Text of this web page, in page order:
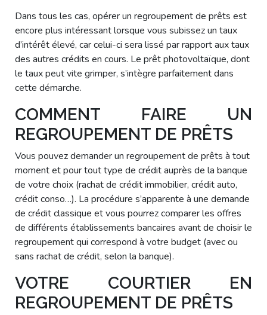
Dans tous les cas, opérer un regroupement de prêts est
encore plus intéressant lorsque vous subissez un taux
d’intérêt élevé, car celui-ci sera lissé par rapport aux taux
des autres crédits en cours. Le prêt photovoltaïque, dont
le taux peut vite grimper, s’intègre parfaitement dans
cette démarche.
COMMENT FAIRE UN
REGROUPEMENT DE PRÊTS
Vous pouvez demander un regroupement de prêts à tout
moment et pour tout type de crédit auprès de la banque
de votre choix (rachat de crédit immobilier, crédit auto,
crédit conso…). La procédure s’apparente à une demande
de crédit classique et vous pourrez comparer les offres
de différents établissements bancaires avant de choisir le
regroupement qui correspond à votre budget (avec ou
sans rachat de crédit, selon la banque).
VOTRE COURTIER EN
REGROUPEMENT DE PRÊTS